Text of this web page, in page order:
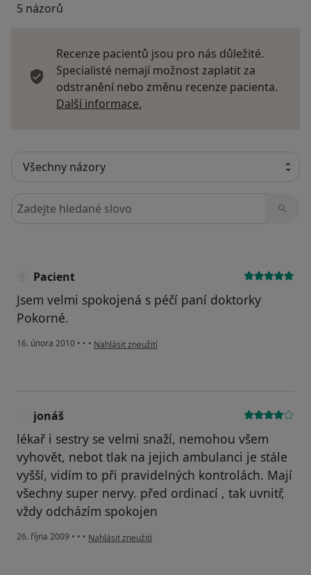
5 názorů
Recenze pacientů jsou pro nás důležité.
Specialisté nemají možnost zaplatit za
odstranění nebo změnu recenze pacienta.
Další informace.
Hledejte v názorech
Pacient
Jsem velmi spokojená s péčí paní doktorky
Pokorné.
16. února 2010 • • • podle názoru uživatele Pacient
Nahlásit zneužití
jonáš
lékař i sestry se velmi snaží, nemohou všem
vyhovět, nebot tlak na jejich ambulanci je stále
vyšší, vidím to při pravidelných kontrolách. Mají
všechny super nervy. před ordinací , tak uvnitř,
vždy odcházím spokojen
26. října 2009 • • • podle názoru uživatele jonáš
Nahlásit zneužití